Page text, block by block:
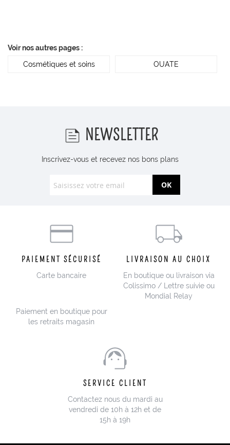
Voir nos autres pages :
Cosmétiques et soins
OUATE
NEWSLETTER
Inscrivez-vous et recevez nos bons plans
OK
PAIEMENT SÉCURISÉ
Carte bancaire
Paiement en boutique pour
les retraits magasin
LIVRAISON AU CHOIX
En boutique ou livraison via
Colissimo / Lettre suivie ou
Mondial Relay
SERVICE CLIENT
Contactez nous du mardi au
vendredi de 10h à 12h et de
15h à 19h